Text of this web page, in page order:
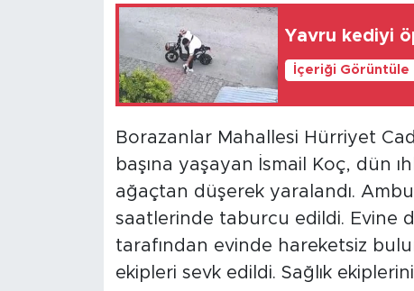
Yavru kediyi
İçeriği Görüntüle
Borazanlar Mahallesi Hürriyet
başına yaşayan İsmail Koç, dün
ağaçtan düşerek yaralandı.
saatlerinde taburcu edildi. Evine
tarafından evinde hareketsiz
ekipleri sevk edildi. Sağlık